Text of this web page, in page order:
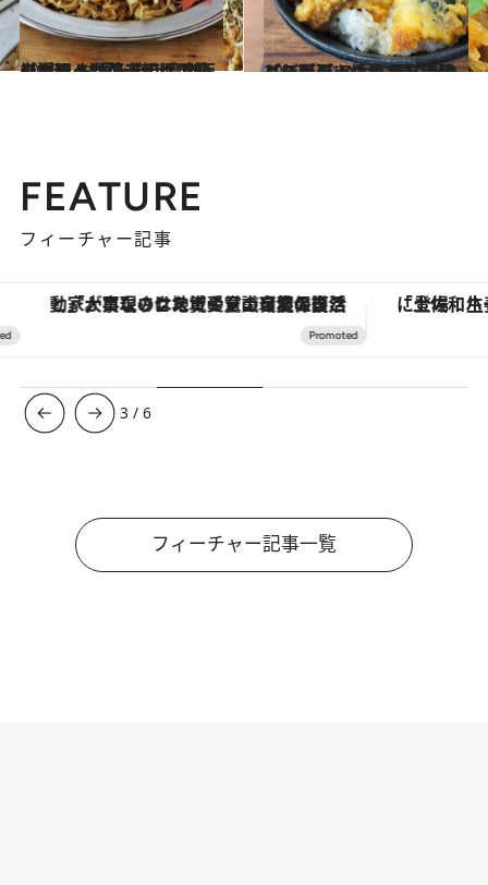
2023.1.24
【カット野菜フル活用レシピ】 お好み焼き風オムレツのっけ焼きそば 市販のキャベツの千切りで簡単調理！
グルメ 2022.11.17
【スーパーのいわし活用レシピ】 いわし天ぷらとごぼ天のっけ丼 ふにゃっとした天ぷらもまた美味
グルメ
FEATURE
フィーチャー記事
「大事なのは地域の意識を変えること」。ロレックス賞受賞の自然保護活動家が実現させたナイジェリアの自然環境の復活
3 /6
フィーチャー記事一覧